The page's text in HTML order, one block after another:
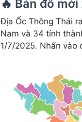
🔥 Bản đồ
Địa Ốc Thông Thái
Nam và 34 tỉnh
1/7/2025. Nhấn vào